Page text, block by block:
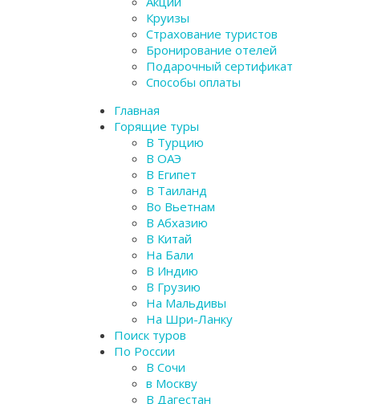
Круизы
Страхование туристов
Бронирование отелей
Подарочный сертификат
Способы оплаты
Главная
Горящие туры
В Турцию
В ОАЭ
В Египет
В Таиланд
Во Вьетнам
В Абхазию
В Китай
На Бали
В Индию
В Грузию
На Мальдивы
На Шри-Ланку
Поиск туров
По России
В Сочи
в Москву
В Дагестан